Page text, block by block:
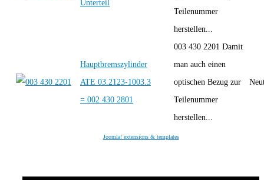
Unterteil
Teilenummer
herstellen...
Hauptbremszylinder
ATE 03.2123-1003.3
= 002 430 2801
003 430 2201 Damit
man auch einen
optischen Bezug zur
Teilenummer
herstellen...
Joomla! extensions & templates